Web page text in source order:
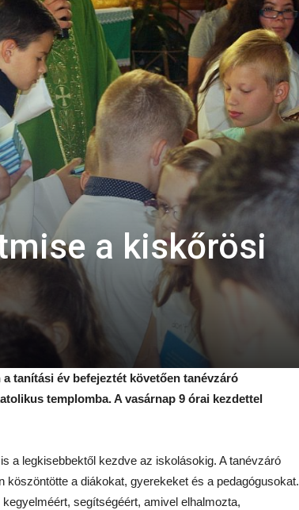
a kiskőrösi
tanítási év befejeztét követően tanévzáró
templomba. A vasárnap 9 órai kezdettel
a legkisebbektől kezdve az iskolásokig. A tanévzáró
köszöntötte a diákokat, gyerekeket és a pedagógusokat.
segítségéért, amivel elhalmozta,